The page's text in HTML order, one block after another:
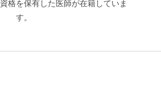
格を保有した医師が在籍していま
す。